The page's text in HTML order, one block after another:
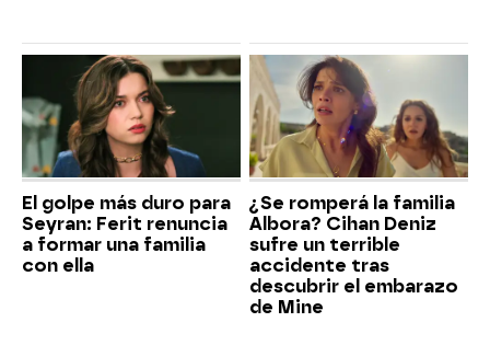
El golpe más duro para
Seyran: Ferit renuncia
a formar una familia
con ella
¿Se romperá la familia
Albora? Cihan Deniz
sufre un terrible
accidente tras
descubrir el embarazo
de Mine